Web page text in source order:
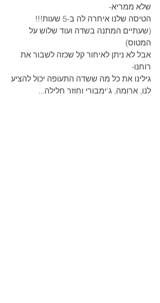
שלא ממריא-
הטיסה שלנו איחרה לה ב-5 שעות!!!
(שעתיים המתנה בשדה ועוד שלוש על
המטוס)
אבל לא ניתן לאיחור קל שכזה לשבור את
רוחנו-
גילינו את כל מה ששדה התעופה יכול להציע
לנו, ארומה, ג'ימבורי וחוזר חלילה...